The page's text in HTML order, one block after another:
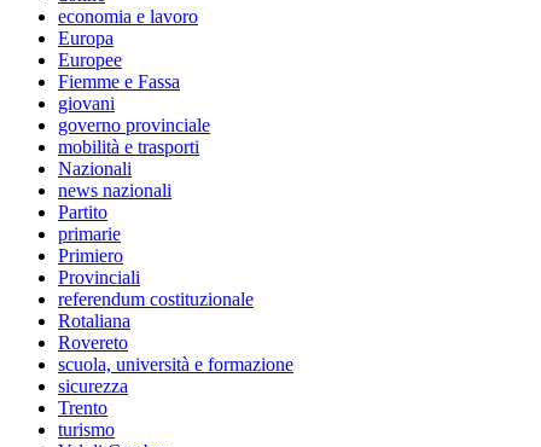
economia e lavoro
Europa
Europee
Fiemme e Fassa
giovani
governo provinciale
mobilità e trasporti
Nazionali
news nazionali
Partito
primarie
Primiero
Provinciali
referendum costituzionale
Rotaliana
Rovereto
scuola, università e formazione
sicurezza
Trento
turismo